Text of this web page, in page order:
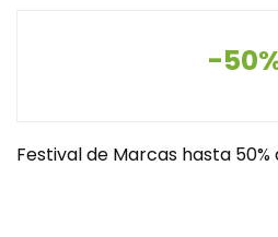
-
Festival de Marcas hasta